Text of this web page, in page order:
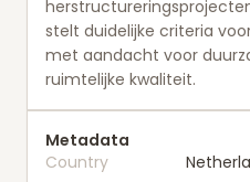
stelt duidelijke criteria
met aandacht voor
ruimtelijke kwaliteit.
Metadata
Country